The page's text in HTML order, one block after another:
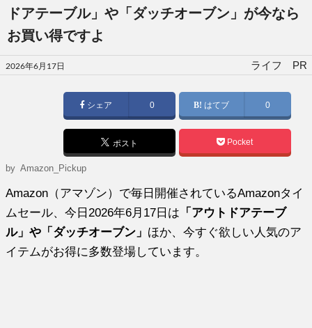
ドアテーブル」や「ダッチオーブン」が今なら
お買い得ですよ
投
稿
2026年6月17日 ライフ PR
シェア 0 はてブ 0
ポスト Pocket
byAmazon_Pickup
Amazon（アマゾン）で毎日開催されているAmazonタイ
ムセール、今日2026年6月17日は 「アウトドアテーブ
ル」や「ダッチオーブン」 ほか、今すぐ欲しい人気のア
イテムがお得に多数登場しています。